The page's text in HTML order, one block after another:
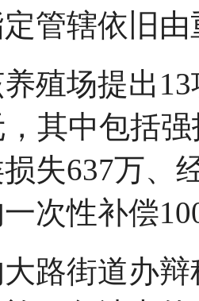
管辖依旧
殖场提出
，其中包括
失637万、
次性补偿
路街道办